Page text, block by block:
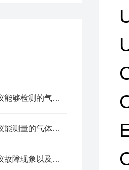
天鹰多种气体检测仪能够检测的气体有哪些？
天鹰多种气体检测仪能测量的气体还真不少
天鹰多种气体检测仪故障现象以及原因分析